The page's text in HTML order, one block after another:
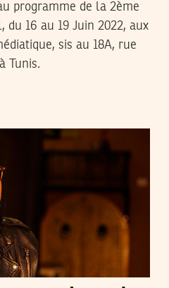
programme de la 2ème
du 16 au 19 Juin 2022, aux
sis au 18A, rue
Tunis.